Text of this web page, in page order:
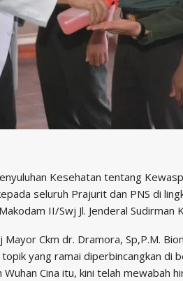
Kesehatan tentang
seluruh Prajurit dan PNS di
II/Swj Jl. Jenderal Sudirman
Ckm dr. Dramora, Sp,P.M.
yang ramai diperbincangkan di
Cina itu, kini telah mewabah